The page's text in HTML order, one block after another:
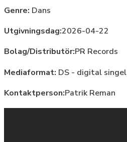
Genre: Dans
Utgivningsdag:2026-04-22
Bolag/Distributör:PR Records
Mediaformat: DS - digital singel
Kontaktperson:Patrik Reman